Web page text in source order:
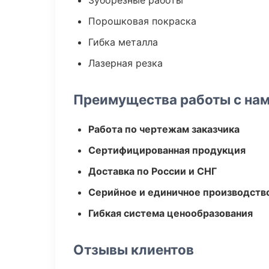
Порошковая покраска
Гибка металла
Лазерная резка
Преимущества работы с
Работа по чертежам заказчика
Сертифицированная продукция
Доставка по России и СНГ
Серийное и единичное
Гибкая система ценообразования
Отзывы клиентов